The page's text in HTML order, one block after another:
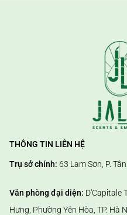
THÔNG TIN LIÊN HỆ
Trụ sở chính: 63 Lam Sơn, P.
Văn phòng đại diện: D'Capitale
Hưng, Phường Yên Hòa, TP. Hà